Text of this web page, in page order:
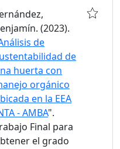
(2023).
de
de
huerta con
orgánico
en la EEA
- AMBA".
Final para
el grado